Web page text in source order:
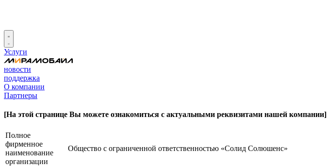
Услуги
новости
поддержка
О компании
Партнеры
[На этой странице Вы можете ознакомиться с актуальными реквизитами нашей компании]
Полное
фирменное
наименование
организации
Общество с ограниченной ответственностью «Солид Солюшенс»